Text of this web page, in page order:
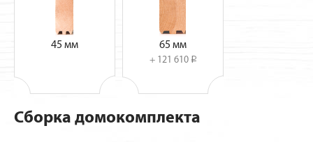
45 мм 65 мм
+ 121 610 i
Сборка домокомплекта